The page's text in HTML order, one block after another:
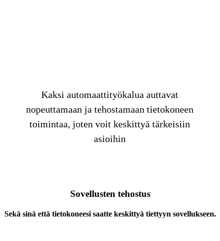
Kaksi automaattityökalua auttavat
nopeuttamaan ja tehostamaan tietokoneen
toimintaa, joten voit keskittyä tärkeisiin
asioihin
Sovellusten tehostus
Sekä sinä että tietokoneesi saatte keskittyä tiettyyn sovellukseen.